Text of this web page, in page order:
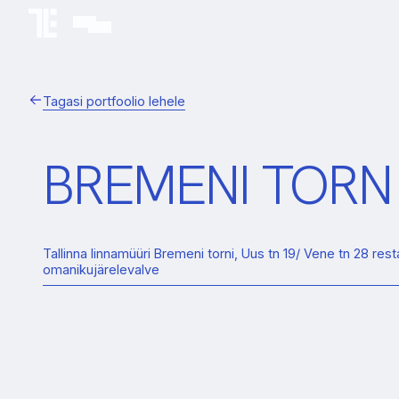
Tagasi portfoolio lehele
BREMENI TORN
Tallinna linnamüüri Bremeni torni, Uus tn 19/ Vene tn 28
omanikujärelevalve